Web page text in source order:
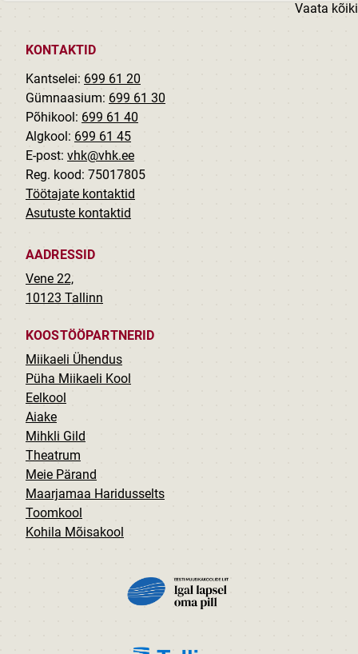
Vaata kõiki
KONTAKTID
Kantselei: 699 61 20
Gümnaasium: 699 61 30
Põhikool: 699 61 40
Algkool: 699 61 45
E-post: vhk@vhk.ee
Reg. kood: 75017805
Töötajate kontaktid
Asutuste kontaktid
AADRESSID
Vene 22,
10123 Tallinn
KOOSTÖÖPARTNERID
Miikaeli Ühendus
Püha Miikaeli Kool
Eelkool
Aiake
Mihkli Gild
Theatrum
Meie Pärand
Maarjamaa Haridusselts
Toomkool
Kohila Mõisakool
PILT
PILT